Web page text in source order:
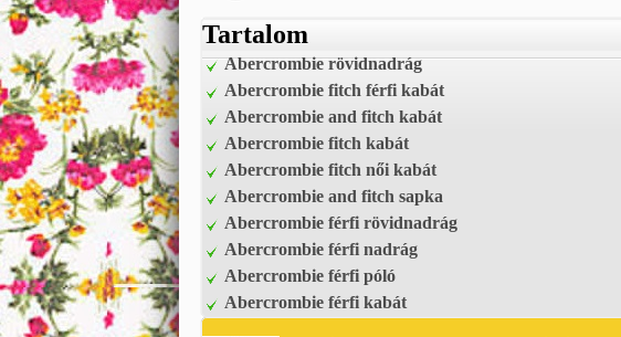
Tartalom
Abercrombie rövidnadrág
Abercrombie fitch férfi kabát
Abercrombie and fitch kabát
Abercrombie fitch kabát
Abercrombie fitch női kabát
Abercrombie and fitch sapka
Abercrombie férfi rövidnadrág
Abercrombie férfi nadrág
Abercrombie férfi póló
Abercrombie férfi kabát